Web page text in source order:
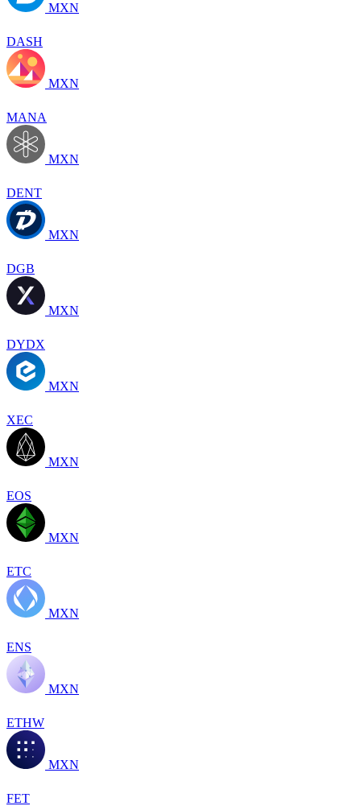
MXN
DASH
MXN
MANA
MXN
DENT
MXN
DGB
MXN
DYDX
MXN
XEC
MXN
EOS
MXN
ETC
MXN
ENS
MXN
ETHW
MXN
FET